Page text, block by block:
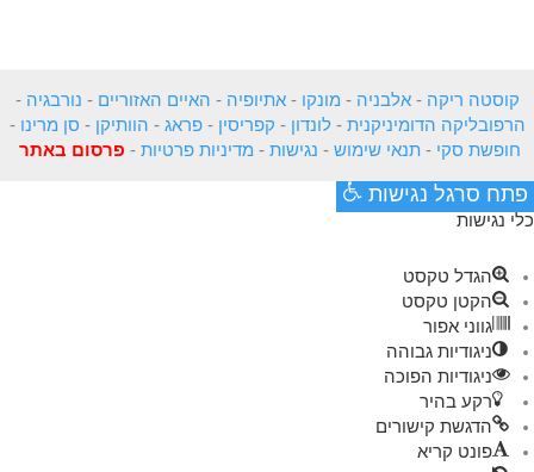
קוסטה ריקה -אלבניה - מונקו -אתיופיה - האיים האזוריים - נורבגיה -
הרפובליקה הדומיניקנית -לונדון - קפריסין -פראג - הוותיקן - סן מרינו -
חופשת סקי -תנאי שימוש - נגישות - מדיניות פרטיות - פרסום באתר
פתח סרגל נגישות
כלי נגישות
הגדל טקסט
הקטן טקסט
גווני אפור
ניגודיות גבוהה
ניגודיות הפוכה
רקע בהיר
הדגשת קישורים
פונט קריא